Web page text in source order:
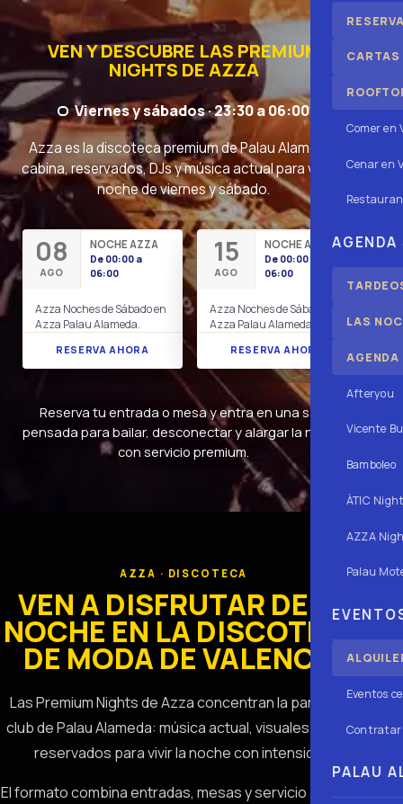
CARTAS
Comer en
Cenar en
AGENDA
LAS
Afteryou
Vicente
Bamboleo
ÀTIC
AZZA
Palau
Eventos
Contratar
PALAU
VEN Y DESCUBRE LAS PREMIUM
NIGHTS DE AZZA
Viernes y sábados · 23:30 a 06:00
Azza es la discoteca premium de Palau Alameda:
cabina, reservados, DJs y música actual para vivir la
noche de viernes y sábado.
08
AGO
NOCHE AZZA
De 00:00 a
06:00
Azza Noches de Sábado en
Azza Palau Alameda.
RESERVA AHORA
15
AGO
NOCHE AZZA
De 00:00 a
06:00
Azza Noches de Sábado en
Azza Palau Alameda.
RESERVA AHORA
Reserva tu entrada o mesa y entra en una sala
pensada para bailar, desconectar y alargar la noche
con servicio premium.
AZZA · DISCOTECA
VEN A DISFRUTAR DE LA
NOCHE EN LA DISCOTECA
DE MODA DE VALENCIA
Las Premium Nights de Azza concentran la parte más
club de Palau Alameda: música actual, visuales, barra y
reservados para vivir la noche con intensidad.
El formato combina entradas, mesas y servicio premium